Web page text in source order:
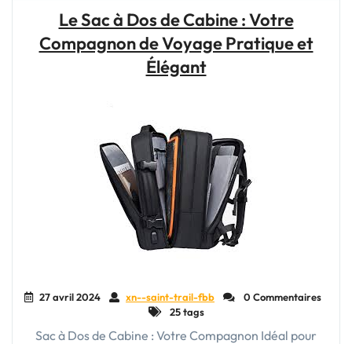
Le Sac à Dos de Cabine : Votre
Compagnon de Voyage Pratique et
Élégant
27 avril 2024 xn--saint-trail-fbb
0 Commentaires
25 tags
Sac à Dos de Cabine : Votre Compagnon Idéal pour